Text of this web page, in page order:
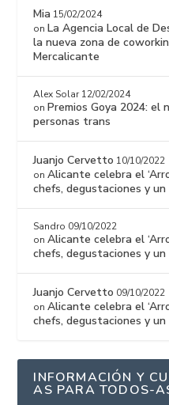
Mia 15/02/2024
on La Agencia Local de
la nueva zona de
Mercalicante
Alex Solar 12/02/2024
on Premios Goya 2024: el
personas trans
Juanjo Cervetto 10/10/2022
onAlicante celebra el
chefs, degustaciones y
Sandro 09/10/2022
onAlicante celebra el
chefs, degustaciones y
Juanjo Cervetto 09/10/2022
onAlicante celebra el
chefs, degustaciones y
INFORMACIÓN Y
AS PARA TODOS-